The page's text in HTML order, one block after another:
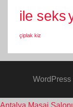
ile seks
çiplak kiz
Antalya Masaj